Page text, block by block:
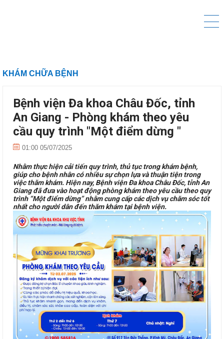
KHÁM CHỮA BỆNH
Bệnh viện Đa khoa Châu Đốc, tỉnh
An Giang - Phòng khám theo yêu
cầu quy trình "Một điểm dừng "
01:00 05/07/2025
Nhằm thực hiện cải tiến quy trình, thủ tục trong khám bệnh,
giúp cho bệnh nhân có nhiều sự chọn lựa và thuận tiện trong
việc thăm khám. Hiện nay, Bệnh viện Đa khoa Châu Đốc, tỉnh An
Giang đã đưa vào hoạt động phòng khám theo yêu cầu theo quy
trình “Một điểm dừng” nhằm cung cấp các dịch vụ chăm sóc tốt
nhất cho người dân đến thăm khám tại bệnh viện.